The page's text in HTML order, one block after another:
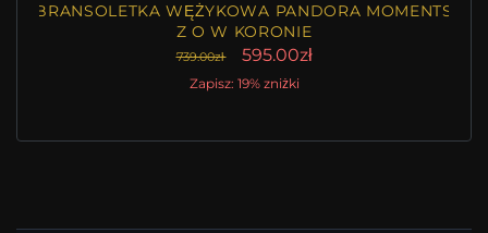
BRANSOLETKA WĘŻYKOWA PANDORA MOMENTS
Z O W KORONIE
739.00zł 595.00zł
Zapisz: 19% zniżki